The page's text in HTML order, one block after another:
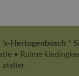
Hertogenbosch *
• Ruime
atelier